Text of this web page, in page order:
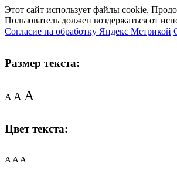
Этот сайт использует файлы cookie.
Пользователь должен воздержаться от
Согласие на обработку Яндекс Метрикой
Размер текста:
AAA
Цвет текста:
A A A